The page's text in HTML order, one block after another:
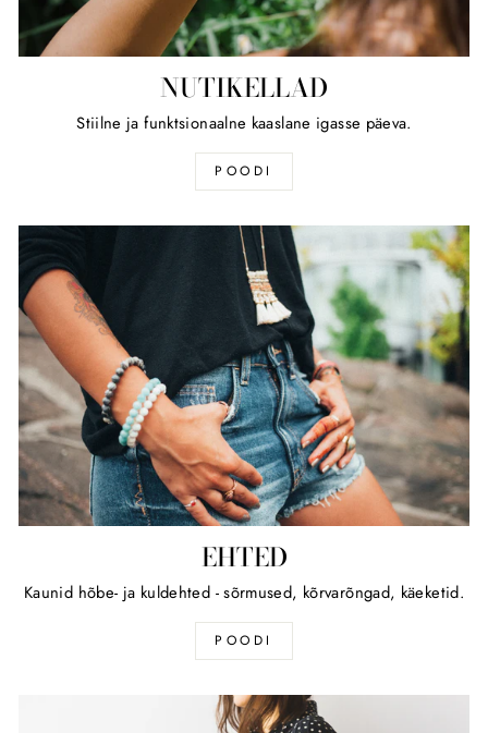
NUTIKELLAD
Stiilne ja funktsionaalne kaaslane igasse päeva.
POODI
EHTED
Kaunid hõbe- ja kuldehted - sõrmused, kõrvarõngad, käeketid.
POODI